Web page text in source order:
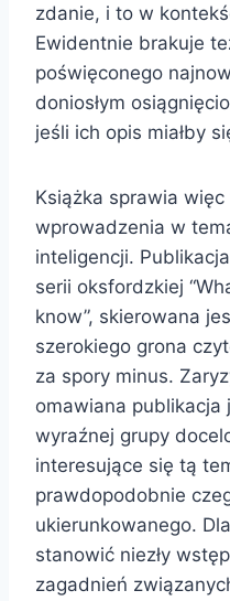
zdanie, i to w
Ewidentnie brakuje
poświęconego
doniosłym
jeśli ich opis miałby
Książka sprawia
wprowadzenia w
inteligencji.
serii oksfordzkiej
know”, skierowana
szerokiego grona
za spory minus.
omawiana publikacja
wyraźnej grupy
interesujące się tą
prawdopodobnie
ukierunkowanego.
stanowić niezły
zagadnień